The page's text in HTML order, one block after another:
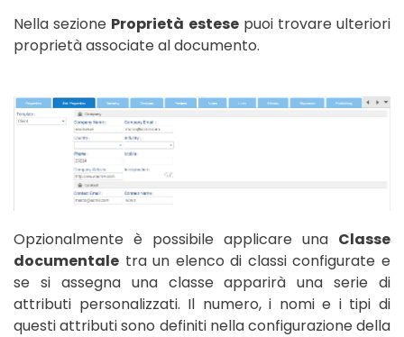
Nella sezione Proprietà estesepuoi trovare ulteriori
proprietà associate al documento.
Opzionalmente è possibile applicare una Classe
documentale tra un elenco di classi configurate e
se si assegna una classe apparirà una serie di
attributi personalizzati. Il numero, i nomi e i tipi di
questi attributi sono definiti nella configurazione della